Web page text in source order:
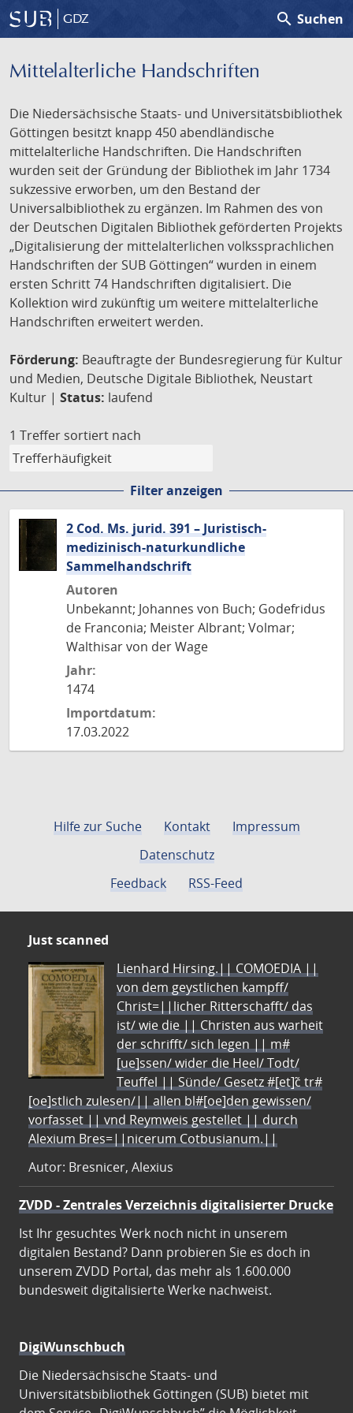
GDZ search Suchen
Mittelalterliche Handschriften
Die Niedersächsische Staats- und Universitätsbibliothek
Göttingen besitzt knapp 450 abendländische
mittelalterliche Handschriften. Die Handschriften
wurden seit der Gründung der Bibliothek im Jahr 1734
sukzessive erworben, um den Bestand der
Universalbibliothek zu ergänzen. Im Rahmen des von
der Deutschen Digitalen Bibliothek geförderten Projekts
„Digitalisierung der mittelalterlichen volkssprachlichen
Handschriften der SUB Göttingen“ wurden in einem
ersten Schritt 74 Handschriften digitalisiert. Die
Kollektion wird zukünftig um weitere mittelalterliche
Handschriften erweitert werden.
Förderung: Beauftragte der Bundesregierung für Kultur
und Medien, Deutsche Digitale Bibliothek, Neustart
Kultur | Status: laufend
1 Treffer sortiert nach
Filter anzeigen
2 Cod. Ms. jurid. 391 – Juristisch-
medizinisch-naturkundliche
Sammelhandschrift
Autoren
Unbekannt; Johannes von Buch; Godefridus
de Franconia; Meister Albrant; Volmar;
Walthisar von der Wage
Jahr:
1474
Importdatum:
17.03.2022
Hilfe zur Suche Kontakt
Impressum
Datenschutz
Feedback
RSS-Feed
Just scanned
Lienhard Hirsing.|| COMOEDIA ||
von dem geystlichen kampff/
Christ=||licher Ritterschafft/ das
ist/ wie die || Christen aus warheit
der schrifft/ sich legen || m#
[ue]ssen/ wider die Heel/ Todt/
Teuffel || Sünde/ Gesetz #[et]c̃ tr#
[oe]stlich zulesen/|| allen bl#[oe]den gewissen/
vorfasset || vnd Reymweis gestellet || durch
Alexium Bres=||nicerum Cotbusianum.||
Autor: Bresnicer, Alexius
ZVDD - Zentrales Verzeichnis digitalisierter Drucke
Ist Ihr gesuchtes Werk noch nicht in unserem
digitalen Bestand? Dann probieren Sie es doch in
unserem ZVDD Portal, das mehr als 1.600.000
bundesweit digitalisierte Werke nachweist.
DigiWunschbuch
Die Niedersächsische Staats- und
Universitätsbibliothek Göttingen (SUB) bietet mit